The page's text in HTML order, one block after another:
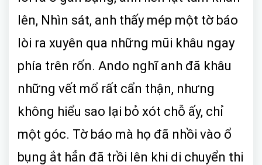
lên, Nhìn sát, anh thấy mép một tờ báo
lòi ra xuyên qua những mũi khâu ngay
phía trên rốn. Ando nghĩ anh đã khâu
những vết mổ rất cẩn thận, nhưng
không hiểu sao lại bỏ xót chỗ ấy, chỉ
một góc. Tờ báo mà họ đã nhồi vào ổ
bụng ắt hẳn đã trồi lên khi di chuyển thi